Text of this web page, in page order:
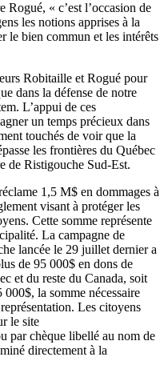
Rogué, « c’est l’occasion de
les notions apprises à la
le bien commun et les intérêts
Robitaille et Rogué pour
dans la défense de notre
L’appui de ces
un temps précieux dans
touchés de voir que la
les frontières du Québec
de Ristigouche Sud-Est.
1,5 M$ en dommages à
visant à protéger les
Cette somme représente
La campagne de
lancée le 29 juillet dernier a
de 95 000$ en dons de
et du reste du Canada, soit
la somme nécessaire
Les citoyens
le site
par chèque libellé au nom de
directement à la